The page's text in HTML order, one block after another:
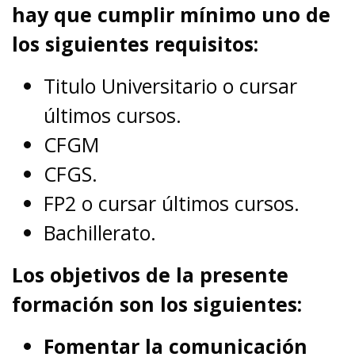
hay que cumplir mínimo uno de
los siguientes requisitos:
Titulo Universitario o cursar
últimos cursos.
CFGM
CFGS.
FP2 o cursar últimos cursos.
Bachillerato.
Los objetivos de la presente
formación son los siguientes:
Fomentar la comunicación